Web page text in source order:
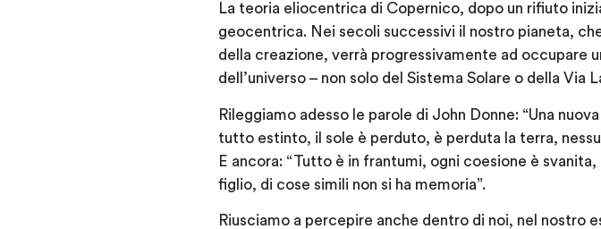
La teoria eliocentrica di Copernico, dopo un rifiuto
geocentrica. Nei secoli successivi il nostro pianeta,
della creazione, verrà progressivamente ad occupare
dell’universo – non solo del Sistema Solare o della
Rileggiamo adesso le parole di John Donne: “Una
tutto estinto, il sole è perduto, è perduta la terra,
E ancora: “Tutto è in frantumi, ogni coesione è
figlio, di cose simili non si ha memoria”.
Riusciamo a percepire anche dentro di noi, nel nostro